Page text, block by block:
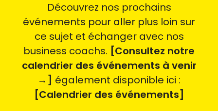
Découvrez nos prochains
événements pour aller plus loin sur
ce sujet et échanger avec nos
business coachs. [Consultez notre
calendrier des événements à venir
→] également disponible ici :
[Calendrier des événements]